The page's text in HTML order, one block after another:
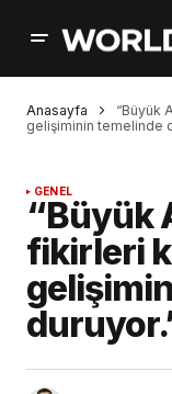
Anasayfa
“Büyük
gelişiminin temelinde
GENEL
“Büyük
fikirleri